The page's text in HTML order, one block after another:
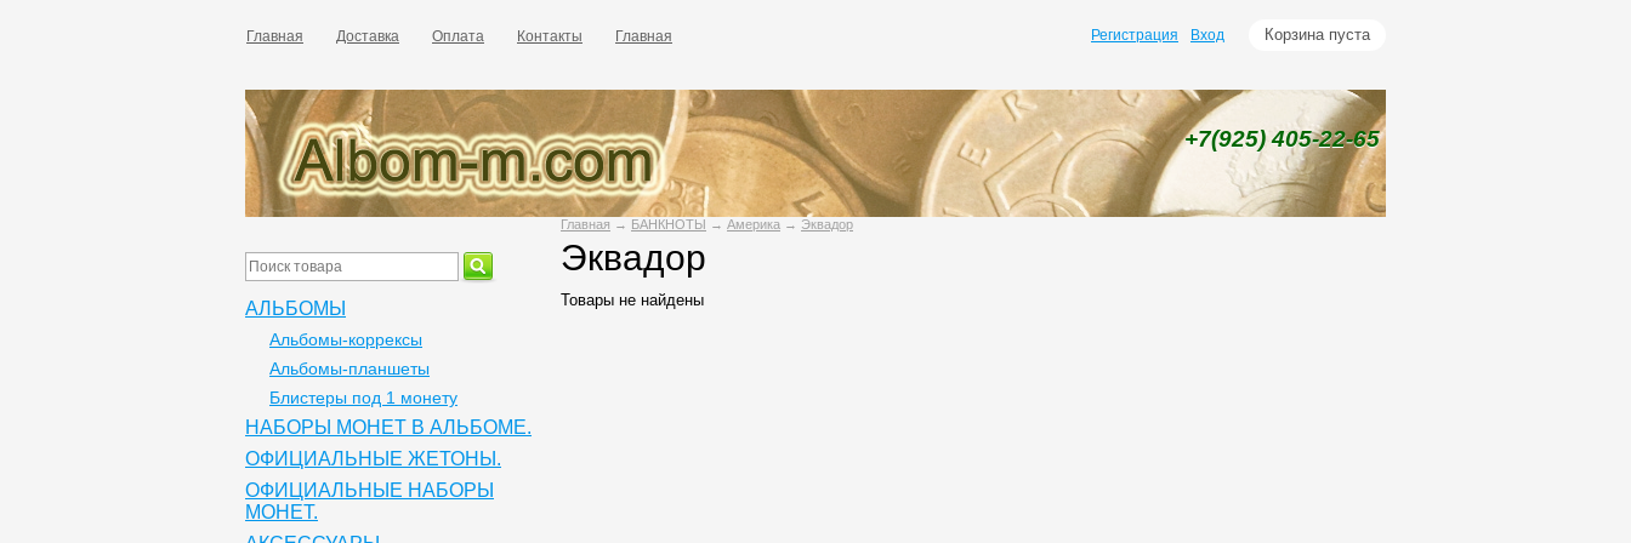
Главная Доставка Оплата Контакты Главная Корзина пуста
Регистрация Вход
+7(925)405-22-65
Главная → БАНКНОТЫ → Америка → Эквадор
Эквадор
Товары не найдены
АЛЬБОМЫ
Альбомы-коррексы
Альбомы-планшеты
Блистеры под 1 монету
НАБОРЫ МОНЕТ В АЛЬБОМЕ.
ОФИЦИАЛЬНЫЕ ЖЕТОНЫ.
ОФИЦИАЛЬНЫЕ НАБОРЫ
МОНЕТ.